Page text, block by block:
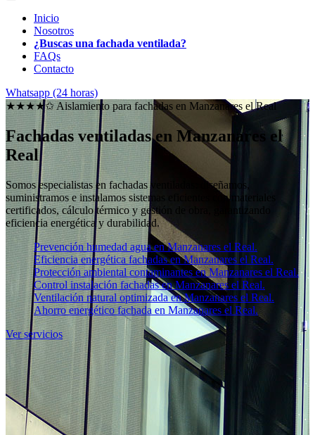
Inicio
Nosotros
¿Buscas una fachada ventilada?
FAQs
Contacto
Whatsapp (24 horas)
★★★★✩ Aislamiento para fachadas en Manzanares el Real
Fachadas ventiladas en Manzanares el
Real
Somos especialistas en fachadas ventiladas: diseñamos,
suministramos e instalamos sistemas eficientes con materiales
certificados, cálculo térmico y gestión de obra, garantizando
eficiencia energética y durabilidad.
Prevención humedad agua en Manzanares el Real.
Eficiencia energética fachadas en Manzanares el Real.
Protección ambiental contaminantes en Manzanares el Real.
Control instalación fachadas en Manzanares el Real.
Ventilación natural optimizada en Manzanares el Real.
Ahorro energético fachada en Manzanares el Real.
Ver servicios